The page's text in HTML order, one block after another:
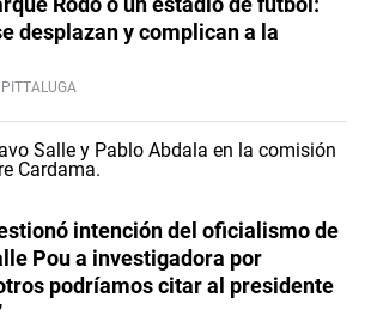
desplazan y complican a la
intención del oficialismo de
Pou a investigadora por
podríamos citar al presidente